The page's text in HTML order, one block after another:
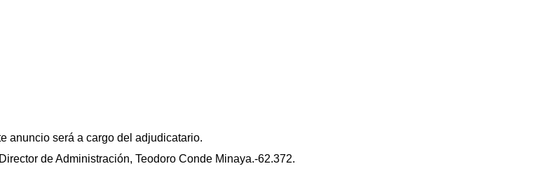
anuncio será a cargo del adjudicatario.
de Administración, Teodoro Conde Minaya.-62.372.